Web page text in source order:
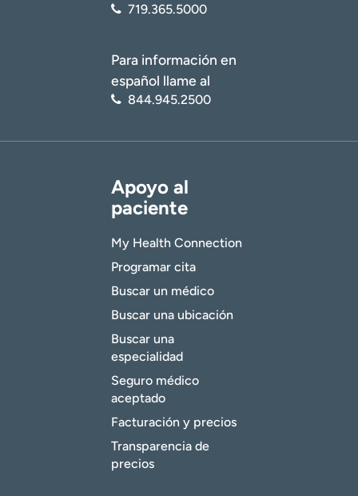
719.365.5000
Para información en
español llame al
844.945.2500
Apoyo al
paciente
My Health Connection
Programar cita
Buscar un médico
Buscar una ubicación
Buscar una
especialidad
Seguro médico
aceptado
Facturación y precios
Transparencia de
precios